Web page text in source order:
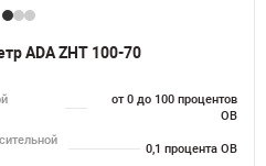
ADA ZHT 100-70
от 0 до 100 процентов
ОВ
0,1 процента ОВ